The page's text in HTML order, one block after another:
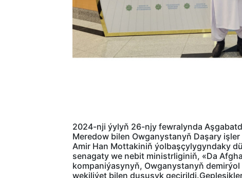
2024-nji ýylyň 26-njy fewralynda
Meredow bilen Owganystanyň Daşary
Amir Han Mottakiniň ýolbaşçylygyndaky
senagaty we nebit ministrliginiň, «Da
kompaniýasynyň, Owganystanyň
wekiliýet bilen duşuşyk